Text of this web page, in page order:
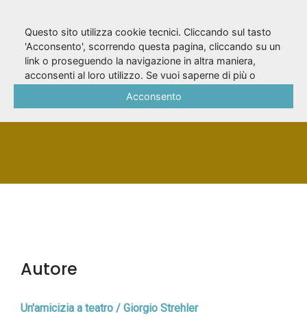
Strehler, Giorgio
PERSONA
Autore
Un'amicizia a teatro / Giorgio Strehler
Questo sito utilizza cookie tecnici. Cliccando sul tasto
'Acconsento', scorrendo questa pagina, cliccando su un
link o proseguendo la navigazione in altra maniera,
acconsenti al loro utilizzo. Se vuoi saperne di più o
Acconsento